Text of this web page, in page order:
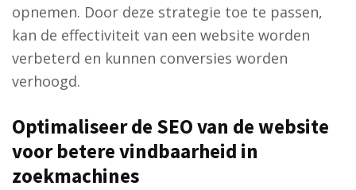
opnemen. Door deze strategie toe te passen,
kan de effectiviteit van een website worden
verbeterd en kunnen conversies worden
verhoogd.
Optimaliseer de SEO van de website
voor betere vindbaarheid in
zoekmachines